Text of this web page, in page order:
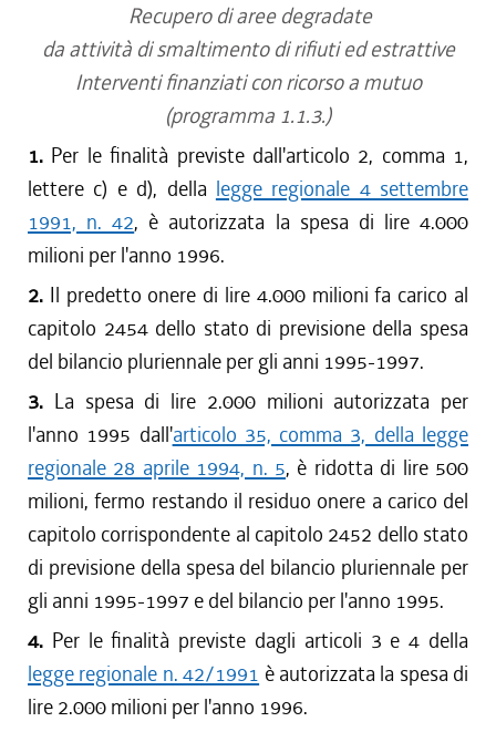
Recupero di aree degradate
da attività di smaltimento di rifiuti ed estrattive
Interventi finanziati con ricorso a mutuo
(programma 1.1.3.)
1. Per le finalità previste dall'articolo 2, comma 1,
lettere c) e d), della legge regionale 4 settembre
1991, n. 42, è autorizzata la spesa di lire 4.000
milioni per l'anno 1996.
2. Il predetto onere di lire 4.000 milioni fa carico al
capitolo 2454 dello stato di previsione della spesa
del bilancio pluriennale per gli anni 1995-1997.
3. La spesa di lire 2.000 milioni autorizzata per
l'anno 1995 dall'articolo 35, comma 3, della legge
regionale 28 aprile 1994, n. 5, è ridotta di lire 500
milioni, fermo restando il residuo onere a carico del
capitolo corrispondente al capitolo 2452 dello stato
di previsione della spesa del bilancio pluriennale per
gli anni 1995-1997 e del bilancio per l'anno 1995.
4. Per le finalità previste dagli articoli 3 e 4 della
legge regionale n. 42/1991 è autorizzata la spesa di
lire 2.000 milioni per l'anno 1996.